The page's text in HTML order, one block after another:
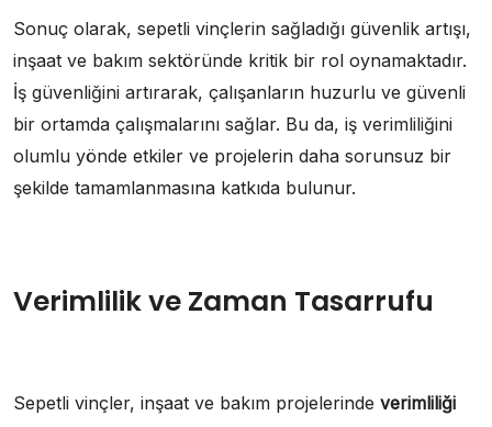
Sonuç olarak, sepetli vinçlerin sağladığı güvenlik artışı,
inşaat ve bakım sektöründe kritik bir rol oynamaktadır.
İş güvenliğini artırarak, çalışanların huzurlu ve güvenli
bir ortamda çalışmalarını sağlar. Bu da, iş verimliliğini
olumlu yönde etkiler ve projelerin daha sorunsuz bir
şekilde tamamlanmasına katkıda bulunur.
Verimlilik ve Zaman Tasarrufu
Sepetli vinçler, inşaat ve bakım projelerinde verimliliği